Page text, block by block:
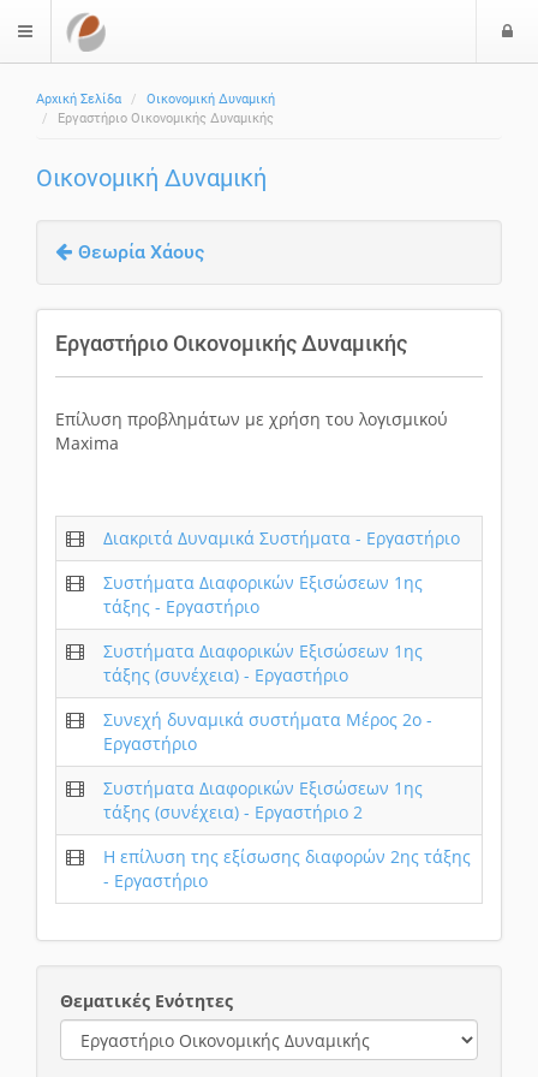
$langMenu
Αρχική Σελίδα
Οικονομική Δυναμική
Εργαστήριο Οικονομικής Δυναμικής
Οικονομική Δυναμική
Θεωρία Χάους
Εργαστήριο Οικονομικής Δυναμικής
Επίλυση προβλημάτων με χρήση του λογισμικού
Maxima
Διακριτά Δυναμικά Συστήματα - Εργαστήριο
Συστήματα Διαφορικών Εξισώσεων 1ης
τάξης - Εργαστήριο
Συστήματα Διαφορικών Εξισώσεων 1ης
τάξης (συνέχεια) - Εργαστήριο
Συνεχή δυναμικά συστήματα Μέρος 2ο -
Εργαστήριο
Συστήματα Διαφορικών Εξισώσεων 1ης
τάξης (συνέχεια) - Εργαστήριο 2
Η επίλυση της εξίσωσης διαφορών 2ης τάξης
- Εργαστήριο
Θεματικές Ενότητες